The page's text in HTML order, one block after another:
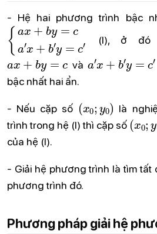
- Hệ hai phương trình bậc
{ax+ by =ca′x +
(I), ở đó
ax+b = c
và
′ y=
bậc nhất hai ẩn.
- Nếu cặp số
(x 0
là
trình trong hệ (I) thì cặp số
(x0;y
của hệ (I).
- Giải hệ phương trình là tìm tất
phương trình đó.
Phương pháp giải hệ